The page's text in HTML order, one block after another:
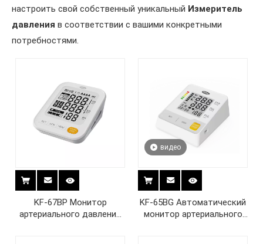
настроить свой собственный уникальный Измеритель
давления в соответствии с вашими конкретными
потребностями.
KF-67BP Монитор
артериального давления
видео
KF-65BG Автоматический
монитор артериального